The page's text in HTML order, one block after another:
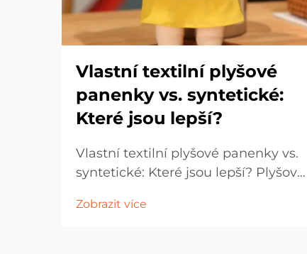
Vlastní textilní plyšové
panenky vs. syntetické:
Které jsou lepší?
Vlastní textilní plyšové panenky vs.
syntetické: Které jsou lepší? Plyšové
dětmi, sběrateli i lidmi kupujícími
Zobrazit více